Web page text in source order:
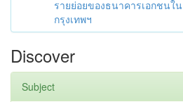
รายย่อยของธนาคารเอกชนใน
กรุงเทพฯ
Discover
Subject